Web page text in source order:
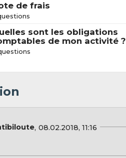
de frais
sont les obligations
de mon activité ?
08.02.2018, 11:16